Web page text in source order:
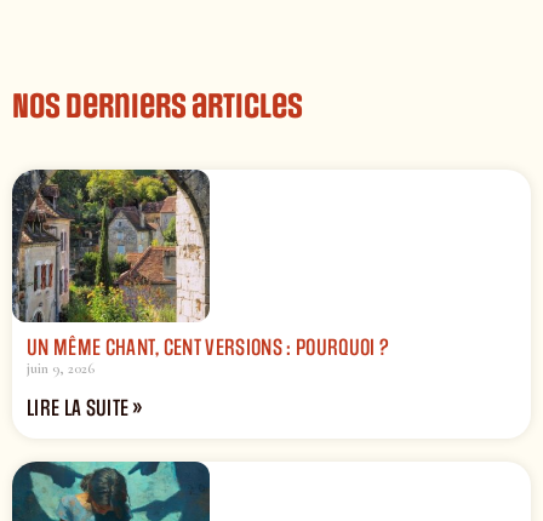
Nos derniers articles
UN MÊME CHANT, CENT VERSIONS : POURQUOI ?
juin 9, 2026
LIRE LA SUITE »